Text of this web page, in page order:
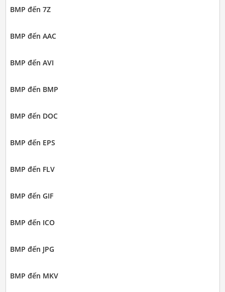
BMP đến 7Z
BMP đến AAC
BMP đến AVI
BMP đến BMP
BMP đến DOC
BMP đến EPS
BMP đến FLV
BMP đến GIF
BMP đến ICO
BMP đến JPG
BMP đến MKV